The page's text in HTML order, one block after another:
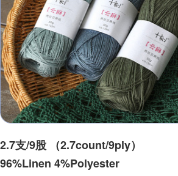
2.7支/9股 （2.7count/9ply）
96%Linen 4%Polyester